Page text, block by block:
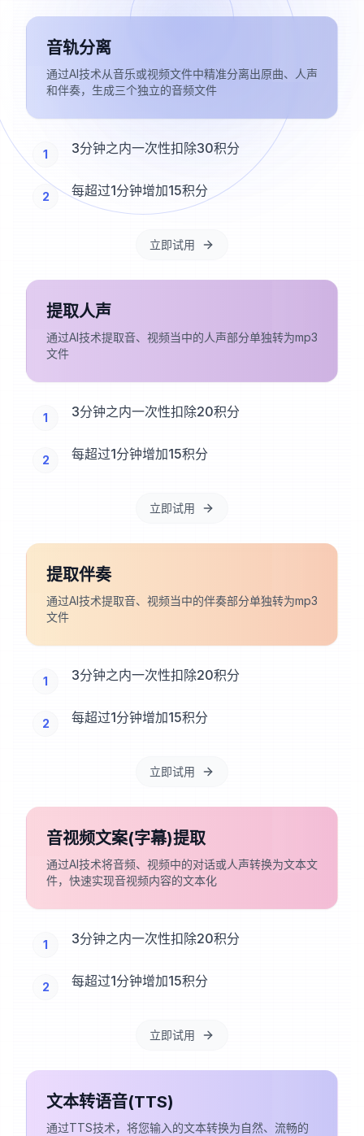
音轨分离
通过AI技术从音乐或视频文件中精准分离出原曲、人声
和伴奏，生成三个独立的音频文件
1 3分钟之内一次性扣除30积分
2 每超过1分钟增加15积分
立即试用
提取人声
通过AI技术提取音、视频当中的人声部分单独转为mp3
文件
1 3分钟之内一次性扣除20积分
2 每超过1分钟增加15积分
立即试用
提取伴奏
通过AI技术提取音、视频当中的伴奏部分单独转为mp3
文件
1 3分钟之内一次性扣除20积分
2 每超过1分钟增加15积分
立即试用
音视频文案(字幕)提取
通过AI技术将音频、视频中的对话或人声转换为文本文
件，快速实现音视频内容的文本化
1 3分钟之内一次性扣除20积分
2 每超过1分钟增加15积分
立即试用
文本转语音(TTS)
通过TTS技术，将您输入的文本转换为自然、流畅的